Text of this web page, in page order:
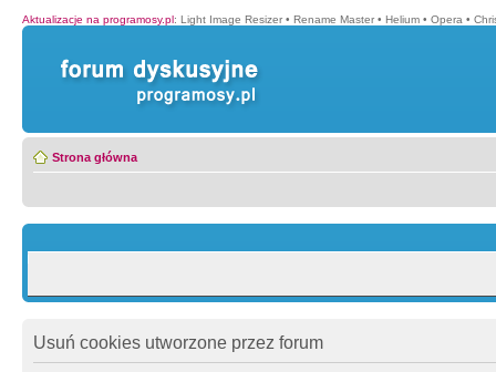
Aktualizacje na programosy.pl: Light Image Resizer • Rename Master • Helium • Opera •
Strona główna
Usuń cookies utworzone przez forum